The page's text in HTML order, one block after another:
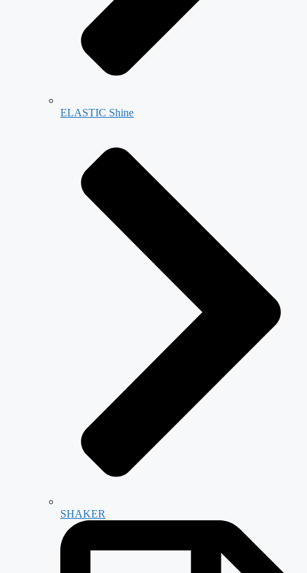
ELASTIC Shine
SHAKER